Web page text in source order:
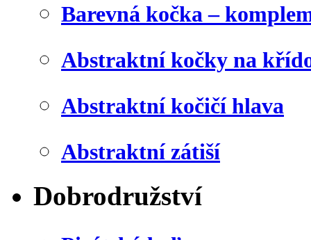
Barevná kočka –
Abstraktní kočky na
Abstraktní kočičí hlava
Abstraktní zátiší
Dobrodružství